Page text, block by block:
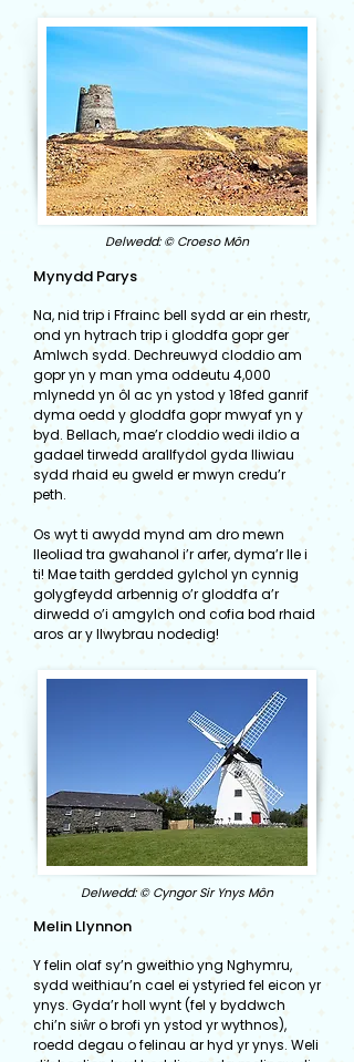
Delwedd: © Croeso Môn
Mynydd Parys
Na, nid trip i Ffrainc bell sydd ar ein rhestr,
ond yn hytrach trip i gloddfa gopr ger
Amlwch sydd. Dechreuwyd cloddio am
gopr yn y man yma oddeutu 4,000
mlynedd yn ôl ac yn ystod y 18fed ganrif
dyma oedd y gloddfa gopr mwyaf yn y
byd. Bellach, mae’r cloddio wedi ildio a
gadael tirwedd arallfydol gyda lliwiau
sydd rhaid eu gweld er mwyn credu’r
peth.
Os wyt ti awydd mynd am dro mewn
lleoliad tra gwahanol i’r arfer, dyma’r lle i
ti! Mae taith gerdded gylchol yn cynnig
golygfeydd arbennig o’r gloddfa a’r
dirwedd o’i amgylch ond cofia bod rhaid
aros ar y llwybrau nodedig!
Delwedd: © Cyngor Sir Ynys Môn
Melin Llynnon
Y felin olaf sy’n gweithio yng Nghymru,
sydd weithiau’n cael ei ystyried fel eicon yr
ynys. Gyda’r holl wynt (fel y byddwch
chi’n siŵr o brofi yn ystod yr wythnos),
roedd degau o felinau ar hyd yr ynys. Weli